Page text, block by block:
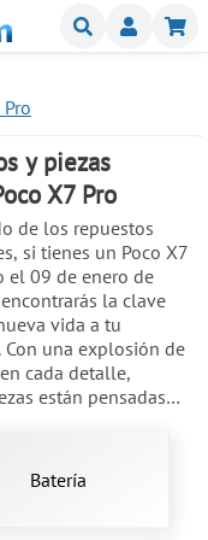
Buscar
y piezas
X7 Pro
de los repuestos
si tienes un Poco X7
el 09 de enero de
la clave
vida a tu
una explosión de
cada detalle,
están pensadas
X7 Pro cuenta con
107.4 cm2 y una
Batería